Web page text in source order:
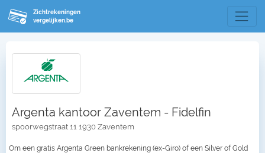
Zichtrekeningen
vergelijken.be
Argenta kantoor Zaventem - Fidelfin
spoorwegstraat 11 1930 Zaventem
Om een gratis Argenta Green bankrekening (ex-Giro) of een Silver of Gold